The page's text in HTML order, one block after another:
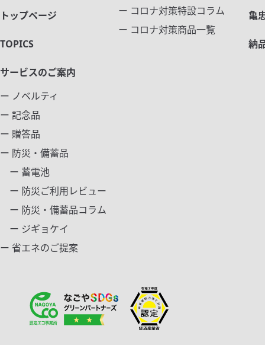
トップページ
TOPICS
サービスのご案内
ー ノベルティ
ー 記念品
ー 贈答品
ー 防災・備蓄品
ー 蓄電池
ー 防災ご利用レビュー
ー 防災・備蓄品コラム
ー ジギョケイ
ー 省エネのご提案
ー コロナ対策特設コラム
ー コロナ対策商品一覧
亀
納